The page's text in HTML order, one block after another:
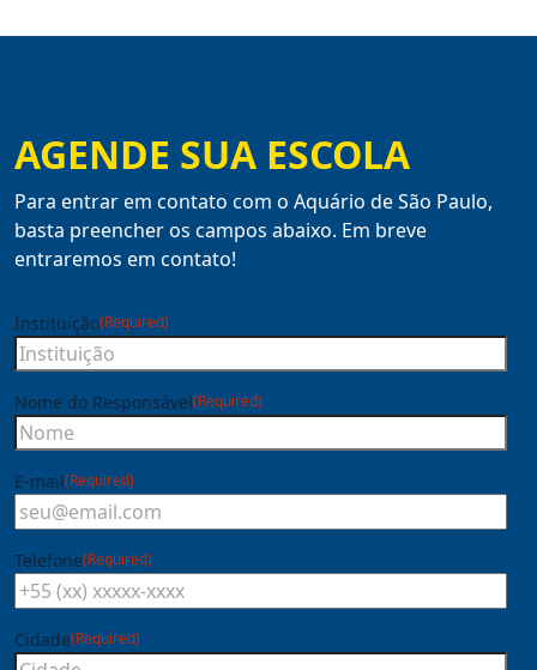
AGENDE SUA ESCOLA
Para entrar em contato com o Aquário de São Paulo,
basta preencher os campos abaixo. Em breve
entraremos em contato!
Instituição(Required)
Nome do Responsável(Required)
E-mail(Required)
Telefone(Required)
Cidade(Required)